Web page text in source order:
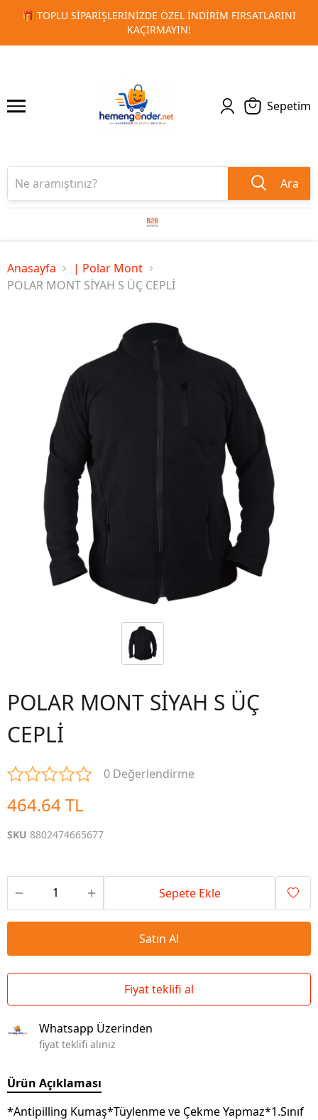
🚀 KURUMSAL PROMOSYON VE MATBAA
1 2
Sepetim
Ara
Anasayfa
| Polar Mont
POLAR MONT SİYAH S ÜÇ CEPLİ
POLAR MONT SİYAH S ÜÇ
CEPLİ
0 Değerlendirme
464.64 TL
SKU 8802474665677
Sepete Ekle
Satın Al
Fiyat teklifi al
Whatsapp Üzerinden
fiyat teklifi alınız
Ürün Açıklaması
*Antipilling Kumaş*Tüylenme ve Çekme Yapmaz*1.Sınıf